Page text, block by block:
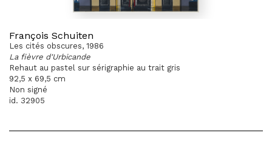
François Schuiten
Les cités obscures, 1986
La fièvre d'Urbicande
Rehaut au pastel sur sérigraphie au trait gris
92,5 x 69,5 cm
Non signé
id. 32905